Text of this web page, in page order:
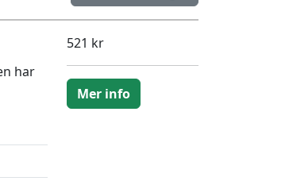
har
521 kr
Mer info